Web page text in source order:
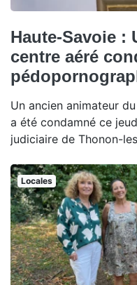
Haute-Savoie :
centre aéré
Un ancien animateur
a été condamné ce
judiciaire de Thonon-
Locales